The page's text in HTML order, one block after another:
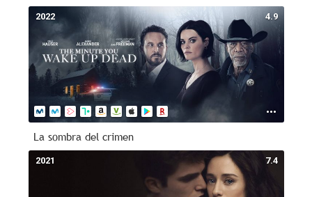
4.9
2022
La sombra del crimen
7.4
2021